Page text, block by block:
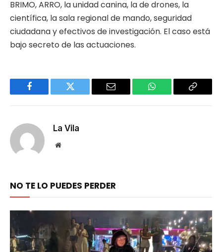
BRIMO, ARRO, la unidad canina, la de drones, la
científica, la sala regional de mando, seguridad
ciudadana y efectivos de investigación. El caso está
bajo secreto de las actuaciones.
Facebook Twitter Email WhatsApp Copy
La Vila
Website
NO TE LO PUEDES PERDER